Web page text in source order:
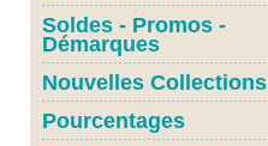
Soldes - Promos -
Démarques
Nouvelles Collections
Pourcentages